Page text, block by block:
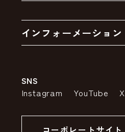
卸販売・大量注文
アウトレットセール
お支払いについて
インフォーメーション
特定商取引法の表示
SNS
Instagram YouTube X
コーポレートサイト